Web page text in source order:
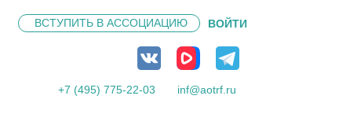
ВСТУПИТЬ В АССОЦИАЦИЮ ВОЙТИ
+7 (495) 775-22-03 inf@aotrf.ru